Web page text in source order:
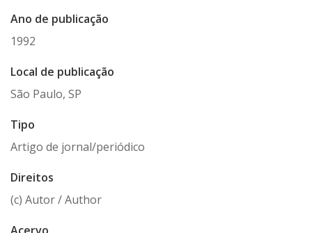
Ano de publicação
1992
Local de publicação
São Paulo, SP
Tipo
Artigo de jornal/periódico
Direitos
(c) Autor / Author